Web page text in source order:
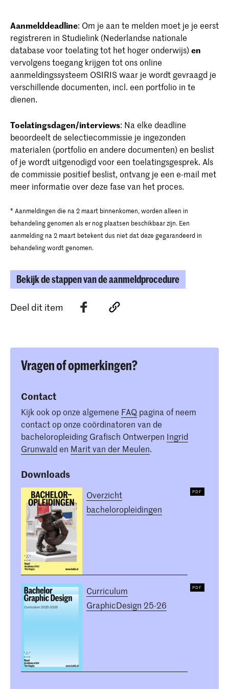
eigen initiatief gemaakt werk, foto's van
tentoonstellingen, optredens, registraties van 3D-
werk, korte films en websites – misschien wil je een
aantal van die items aanpassen voor de presentatie.
Bekijkdeze paginavoor tips bij het samenstellen van
een portfolio.
Wat zijn je inspiratiebronnen? Denk aan
tentoonstellingen, boeken, nieuws, reizen etc.
Hoe beïnvloeden deze het werk dat je maakt?
Hoe zou jouw droomproject eruit zien?
Wat zijn je plannen en dromen en hoe denk je
gevoel voor materiaal
gevoelig voor de omgeving
nieuwsgierigheid
enthousiasme
beeld
Aanmelddeadline: Om je aan te melden moet je je eerst
registreren in Studielink (Nederlandse nationale
database voor toelating tot het hoger onderwijs)en
vervolgens toegang krijgen tot ons online
aanmeldingssysteem OSIRIS waar je wordt gevraagd je
verschillende documenten, incl. een portfolio in te
dienen.
Toelatingsdagen/interviews: Na elke deadline
beoordeelt de selectiecommissie je ingezonden
materialen (portfolio en andere documenten) en beslist
of je wordt uitgenodigd voor een toelatingsgesprek. Als
de commissie positief beslist, ontvang je een e-mail met
meer informatie over deze fase van het proces.
* Aanmeldingen die na 2 maart binnenkomen, worden alleen in
behandeling genomen als er nog plaatsen beschikbaar zijn. Een
aanmelding na 2 maart betekent dus niet dat deze gegarandeerd in
behandeling wordt genomen.
Bekijk de stappen van de aanmeldprocedure
Deel dit item
Vragen of opmerkingen?
Contact
Kijk ook op onze algemene FAQ pagina of neem
contact op onze coördinatoren van de
bacheloropleiding Grafisch Ontwerpen Ingrid
Grunwalden Marit van der Meulen.
Downloads
Overzicht
bacheloropleidingen
Curriculum
GraphicDesign 25-26